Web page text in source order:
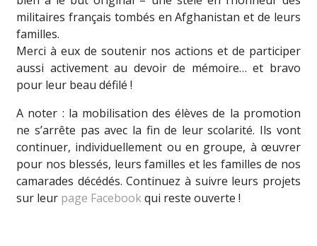
militaires français tombés en Afghanistan et de leurs
familles.
Merci à eux de soutenir nos actions et de participer
aussi activement au devoir de mémoire… et bravo
pour leur beau défilé !
A noter : la mobilisation des élèves de la promotion
ne s’arrête pas avec la fin de leur scolarité. Ils vont
continuer, individuellement ou en groupe, à œuvrer
pour nos blessés, leurs familles et les familles de nos
camarades décédés. Continuez à suivre leurs projets
sur leur page Facebookqui reste ouverte !